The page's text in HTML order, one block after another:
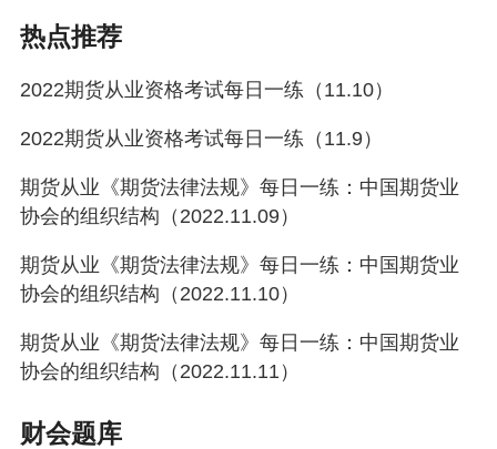
热点推荐
2022期货从业资格考试每日一练（11.10）
2022期货从业资格考试每日一练（11.9）
期货从业《期货法律法规》每日一练：中国期货业
协会的组织结构（2022.11.09）
期货从业《期货法律法规》每日一练：中国期货业
协会的组织结构（2022.11.10）
期货从业《期货法律法规》每日一练：中国期货业
协会的组织结构（2022.11.11）
财会题库